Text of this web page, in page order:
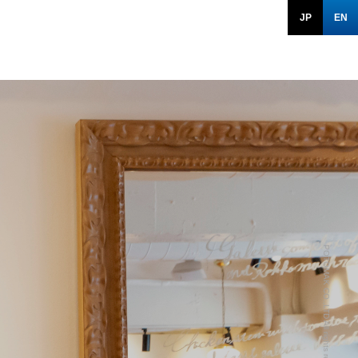
JP EN
POTOMAK CO.,LTD All rights reserved.